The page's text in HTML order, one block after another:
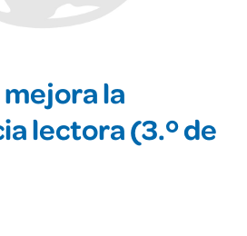
la
lectora (3.º de